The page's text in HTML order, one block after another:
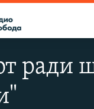
ради